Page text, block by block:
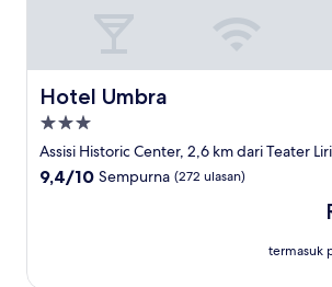
Hotel Umbra
Hotel Umbra
Properti
bintang
3.0
Assisi Historic Center, 2,6 km dari Teater
9.4
9,4/10 Sempurna (272 ulasan)
termasuk